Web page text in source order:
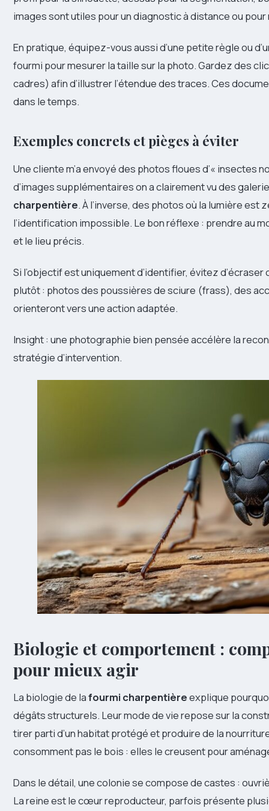
images sont utiles pour un diagnostic à distance ou
En pratique, équipez-vous aussi d’une petite règle ou
fourmi pour mesurer la taille sur la photo. Gardez des
cadres) afin d’illustrer l’étendue des traces. Ces
dans le temps.
Exemples concrets et pièges à éviter
Une cliente m’a envoyé des photos floues d’« insectes
d’images supplémentaires on a clairement vu des
charpentière. À l’inverse, des photos où la lumière
l’identification impossible. Le bon réflexe : prendre au
et le lieu précis.
Si l’objectif est uniquement d’identifier, évitez
plutôt : photos des poussières de sciure (frass), des
orienteront vers une action adaptée.
Insight : une photographie bien pensée accélère la
stratégie d’intervention.
Biologie et comportement :
pour mieux agir
La biologie de lafourmi charpentièreexplique
dégâts structurels. Leur mode de vie repose sur la
tirer parti d’un habitat protégé et produire de la
consomment pas le bois : elles le creusent pour
Dans le détail, une colonie se compose de castes :
La reine est le cœur reproducteur, parfois présente